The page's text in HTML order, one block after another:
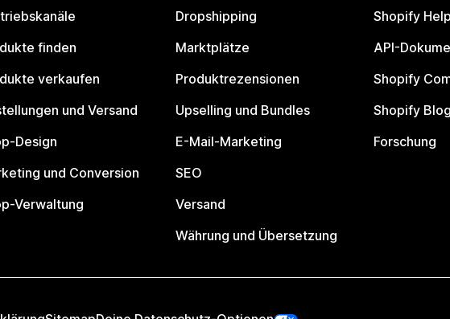
finden
verkaufen
und Versand
Design
und Conversion
Verwaltung
Dropshipping
Marktplätze
Produktrezensionen
Upselling und Bundles
E-Mail-Marketing
SEO
Versand
Währung und Übersetzung
Shopify
API-
Shopify
Shopify Blog
Forschung